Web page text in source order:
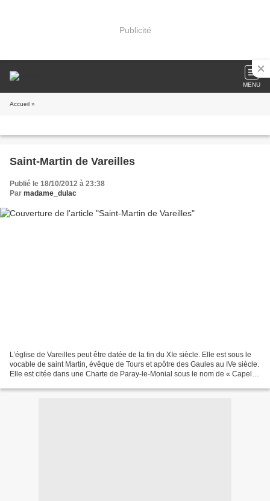
Publicité
MENU
Accueil »
Saint-Martin de Vareilles
Publié le 18/10/2012 à 23:38
Par madame_dulac
L’église de Vareilles peut être datée de la fin du XIe siècle. Elle est sous le
vocable de saint Martin, évêque de Tours et apôtre des Gaules au IVe siècle.
Elle est citée dans une Charte de Paray-le-Monial sous le nom de « Capella